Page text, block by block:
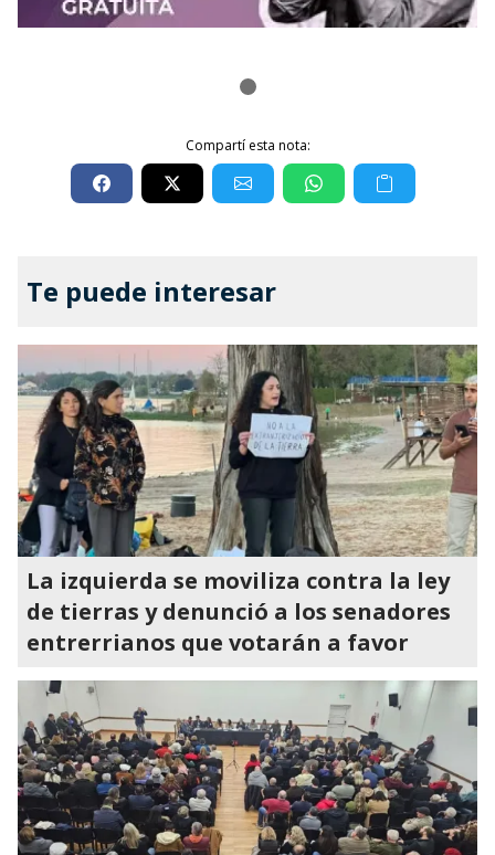
Compartí esta nota:
Te puede interesar
La izquierda se moviliza contra la ley
de tierras y denunció a los senadores
entrerrianos que votarán a favor